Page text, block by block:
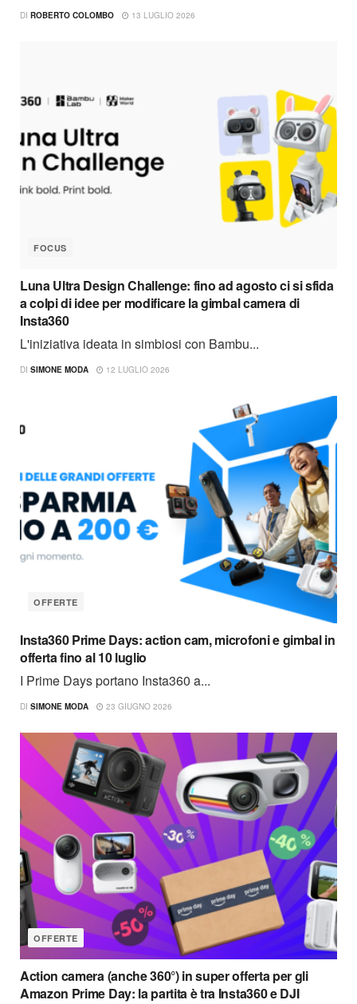
DI ROBERTO COLOMBO 13 LUGLIO 2026
FOCUS
Luna Ultra Design Challenge: fino ad agosto ci si sfida
a colpi di idee per modificare la gimbal camera di
Insta360
L'iniziativa ideata in simbiosi con Bambu...
DI SIMONE MODA 12 LUGLIO 2026
OFFERTE
Insta360 Prime Days: action cam, microfoni e gimbal in
offerta fino al 10 luglio
I Prime Days portano Insta360 a...
DI SIMONE MODA 23 GIUGNO 2026
OFFERTE
Action camera (anche 360°) in super offerta per gli
Amazon Prime Day: la partita è tra Insta360 e DJI